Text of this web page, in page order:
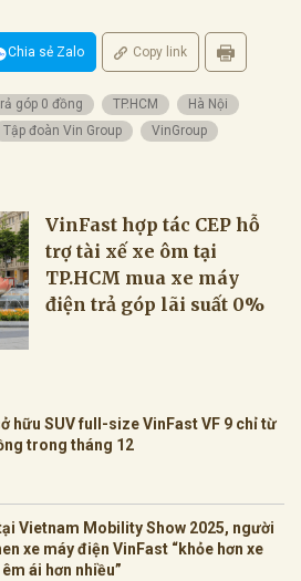
Chia sẻ Zalo Copy link
góp 0 đồng TP.HCM
Hà Nội
Tập đoàn Vin Group VinGroup
VinFast hợp tác CEP hỗ
trợ tài xế xe ôm tại
TP.HCM mua xe máy
điện trả góp lãi suất 0%
hữu SUV full-size VinFast VF 9 chỉ từ
trong tháng 12
Vietnam Mobility Show 2025, người
xe máy điện VinFast “khỏe hơn xe
ái hơn nhiều”